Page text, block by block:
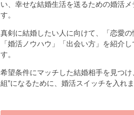
い、幸せな結婚生活を送るための婚活メ
す。
真剣に結婚したい人に向けて、「恋愛の
「婚活ノウハウ」「出会い方」を紹介し
す。
希望条件にマッチした結婚相手を見つけ
組”になるために、婚活スイッチを入れ